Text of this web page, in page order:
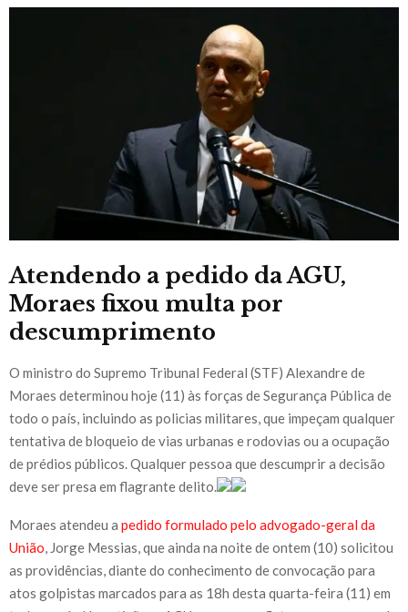
Atendendo a pedido da AGU,
Moraes fixou multa por
descumprimento
O ministro do Supremo Tribunal Federal (STF) Alexandre de
Moraes determinou hoje (11) às forças de Segurança Pública de
todo o país, incluindo as policias militares, que impeçam qualquer
tentativa de bloqueio de vias urbanas e rodovias ou a ocupação
de prédios públicos. Qualquer pessoa que descumprir a decisão
deve ser presa em flagrante delito.
Moraes atendeu a pedido formulado pelo advogado-geral da
União , Jorge Messias, que ainda na noite de ontem (10) solicitou
as providências, diante do conhecimento de convocação para
atos golpistas marcados para as 18h desta quarta-feira (11) em